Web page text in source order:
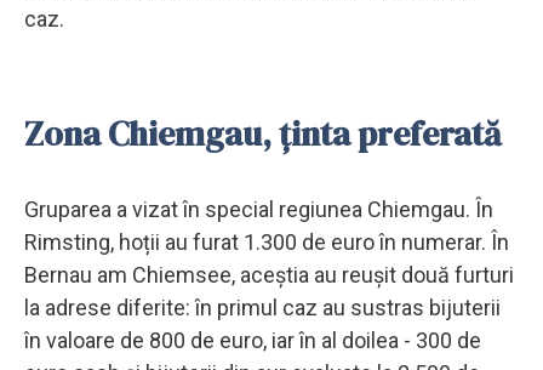
caz.
Zona Chiemgau, ținta preferată
Gruparea a vizat în special regiunea Chiemgau. În
Rimsting, hoții au furat 1.300 de euro în numerar. În
Bernau am Chiemsee, aceștia au reușit două furturi
la adrese diferite: în primul caz au sustras bijuterii
în valoare de 800 de euro, iar în al doilea - 300 de